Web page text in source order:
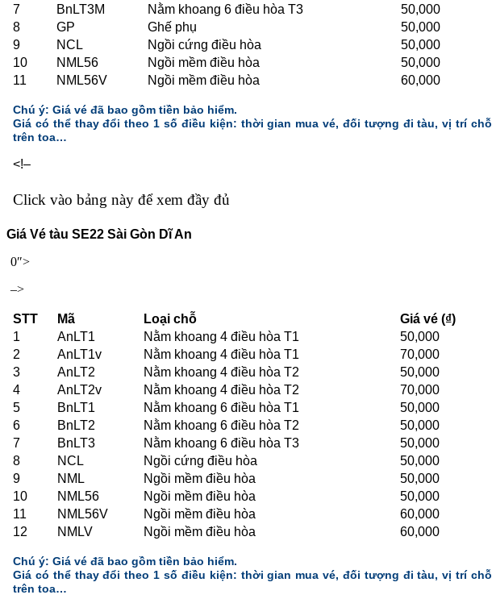
7
BnLT3M Nằm khoang 6 điều hòa T3
50,000
8
GP Ghế phụ
50,000
9
NCL Ngồi cứng điều hòa
50,000
10
NML56 Ngồi mềm điều hòa
50,000
11
NML56V Ngồi mềm điều hòa 60,000
Chú ý: Giá vé đã bao gồm tiền bảo hiểm.
Giá có thể thay đổi theo 1 số điều kiện: thời gian mua vé, đối tượng đi tàu, vị trí chỗ
trên toa…
<!–
Click vào bảng này để xem đầy đủ
Giá Vé tàu SE22 Sài Gòn Dĩ An
0″>
–>
STT Mã Loại chỗ
Giá vé (₫)
1
AnLT1 Nằm khoang 4 điều hòa T1
50,000
2
AnLT1v Nằm khoang 4 điều hòa T1
70,000
3
AnLT2 Nằm khoang 4 điều hòa T2
50,000
4
AnLT2v Nằm khoang 4 điều hòa T2
70,000
5
BnLT1 Nằm khoang 6 điều hòa T1
50,000
6
BnLT2 Nằm khoang 6 điều hòa T2
50,000
7
BnLT3 Nằm khoang 6 điều hòa T3
50,000
8
NCL Ngồi cứng điều hòa
50,000
9
NML Ngồi mềm điều hòa
50,000
10
NML56 Ngồi mềm điều hòa
50,000
11
NML56V Ngồi mềm điều hòa
60,000
12
NMLV Ngồi mềm điều hòa 60,000
Chú ý: Giá vé đã bao gồm tiền bảo hiểm.
Giá có thể thay đổi theo 1 số điều kiện: thời gian mua vé, đối tượng đi tàu, vị trí chỗ
trên toa…